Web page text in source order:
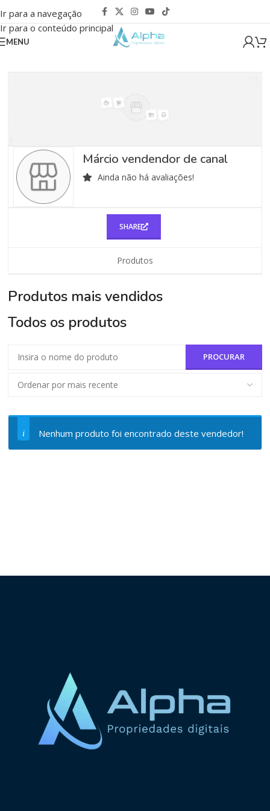
Ir para a navegação
Ir para o conteúdo principal
MENU
Márcio vendendor de canal
Ainda não há avaliações!
SHARE
Produtos
Produtos mais vendidos
Todos os produtos
Nenhum produto foi encontrado deste vendedor!